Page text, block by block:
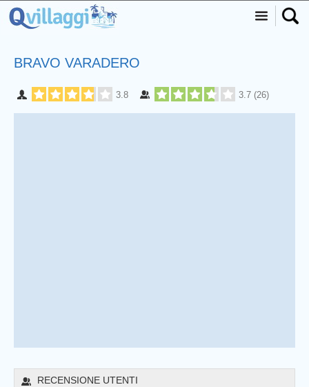
BRAVO VARADERO
3.8 3.7 (26)
RECENSIONE UTENTI